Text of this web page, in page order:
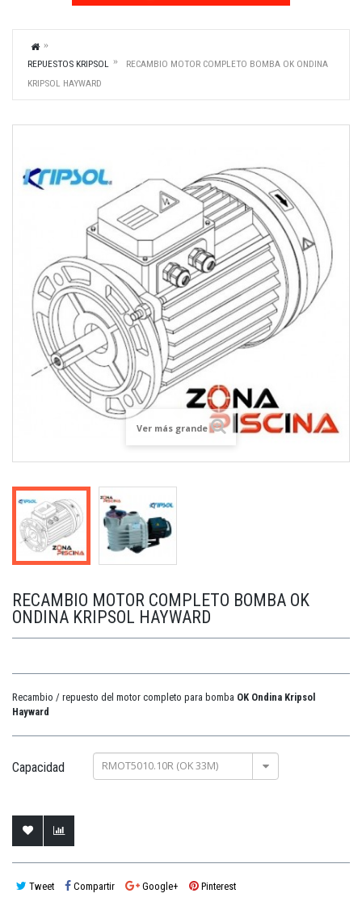
REPUESTOS KRIPSOL
RECAMBIO MOTOR COMPLETO BOMBA OK ONDINA
KRIPSOL HAYWARD
Ver más grande
RECAMBIO MOTOR COMPLETO BOMBA OK
ONDINA KRIPSOL HAYWARD
Recambio / repuesto del motor completo para bomba OK Ondina Kripsol
Hayward
Capacidad RMOT5010.10R (OK 33M)
Tweet Compartir Google+ Pinterest